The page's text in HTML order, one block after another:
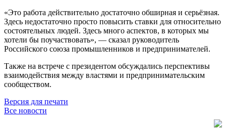
«Это работа действительно достаточно обширная и серьёзная.
Здесь недостаточно просто повысить ставки для относительно
состоятельных людей. Здесь много аспектов, в которых мы
хотели бы поучаствовать», — сказал руководитель
Российского союза промышленников и предпринимателей.
Также на встрече с президентом обсуждались перспективы
взаимодействия между властями и предпринимательским
сообществом.
Версия для печати
Все новости